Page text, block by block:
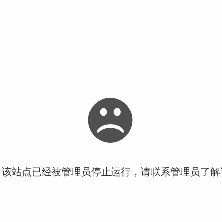
站点已经被管理员停止运行，请联系管理员了